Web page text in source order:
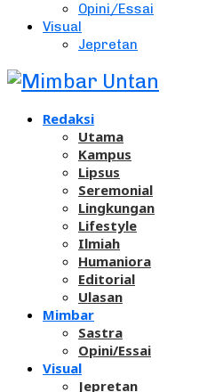
Opini/Essai
Visual
Jepretan
Redaksi
Utama
Kampus
Lipsus
Seremonial
Lingkungan
Lifestyle
Ilmiah
Humaniora
Editorial
Ulasan
Mimbar
Sastra
Opini/Essai
Visual
Jepretan